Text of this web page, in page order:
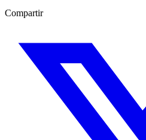
Compartir